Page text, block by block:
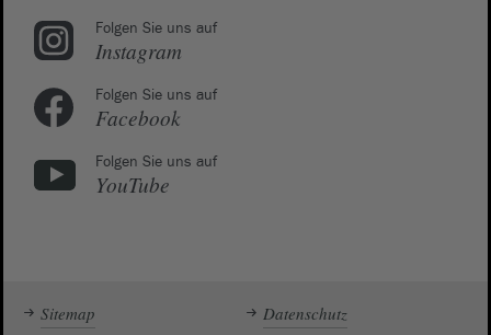
Folgen Sie uns auf
Instagram
Folgen Sie uns auf
Facebook
Folgen Sie uns auf
YouTube
Sitemap Datenschutz